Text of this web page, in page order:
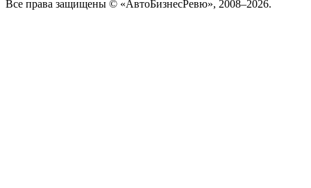
Все права защищены © «АвтоБизнесРевю», 2008–2026.